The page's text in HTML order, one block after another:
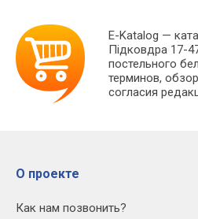
E-Katalog —
Підковдра 17-
постельного
терминов,
согласия
О проекте
Как нам позвонить?